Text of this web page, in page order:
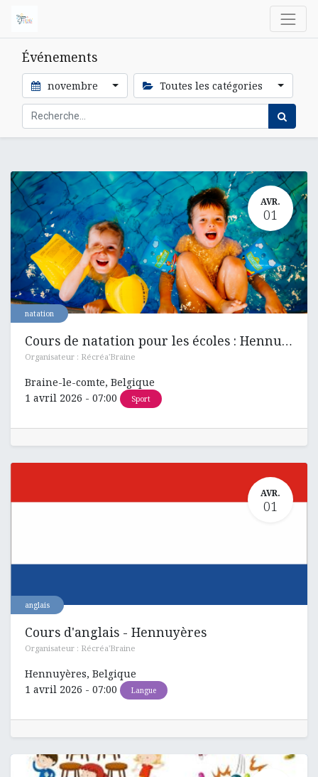
Événements
novembre Toutes les catégories
AVR.
01
natation
Cours de natation pour les écoles : Hennuyères , Ronquières et Henripont
Organisateur : Récréa'Braine
Braine-le-comte, Belgique
1 avril 2026 - 07:00 Sport
AVR.
01
anglais
Cours d'anglais - Hennuyères
Organisateur : Récréa'Braine
Hennuyères, Belgique
1 avril 2026 - 07:00 Langue